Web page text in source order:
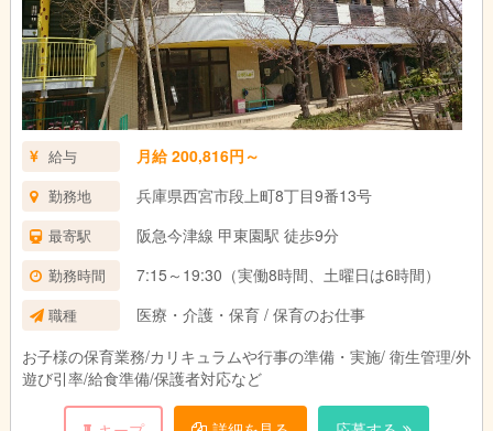
給与 月給 200,816円～
勤務地 兵庫県西宮市段上町8丁目9番13号
最寄駅 阪急今津線 甲東園駅 徒歩9分
勤務時間 7:15～19:30（実働8時間、土曜日は6時間）
職種
医療・介護・保育 / 保育のお仕事
お子様の保育業務/カリキュラムや行事の準備・実施/ 衛生管理/外
遊び引率/給食準備/保護者対応など